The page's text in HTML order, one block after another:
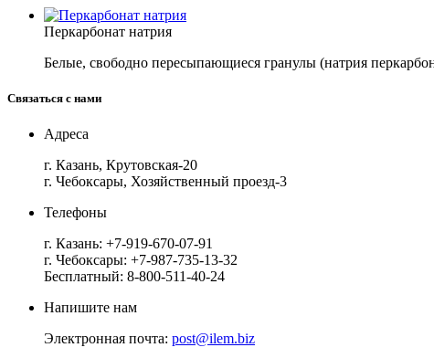
Перкарбонат натрия
Белые, свободно пересыпающиеся гранулы (натрия
Связаться с нами
Адреса
г. Казань, Крутовская-20
г. Чебоксары, Хозяйственный проезд-3
Телефоны
г. Казань: +7-919-670-07-91
г. Чебоксары: +7-987-735-13-32
Бесплатный: 8-800-511-40-24
Напишите нам
Электронная почта: post@ilem.biz